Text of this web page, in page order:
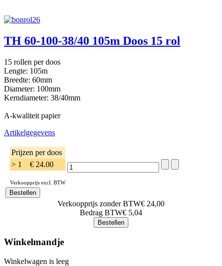
TH 60-100-38/40 105m Doos 15 rol
15 rollen per doos
Lengte: 105m
Breedte: 60mm
Diameter: 100mm
Kerndiameter: 38/40mm
A-kwaliteit papier
Artikelgegevens
Prijzen per doos
> 1
€ 24.00
Verkoopprijs excl. BTW
Verkoopprijs zonder BTW€ 24,00
Bedrag BTW€ 5,04
Winkelmandje
Winkelwagen is leeg